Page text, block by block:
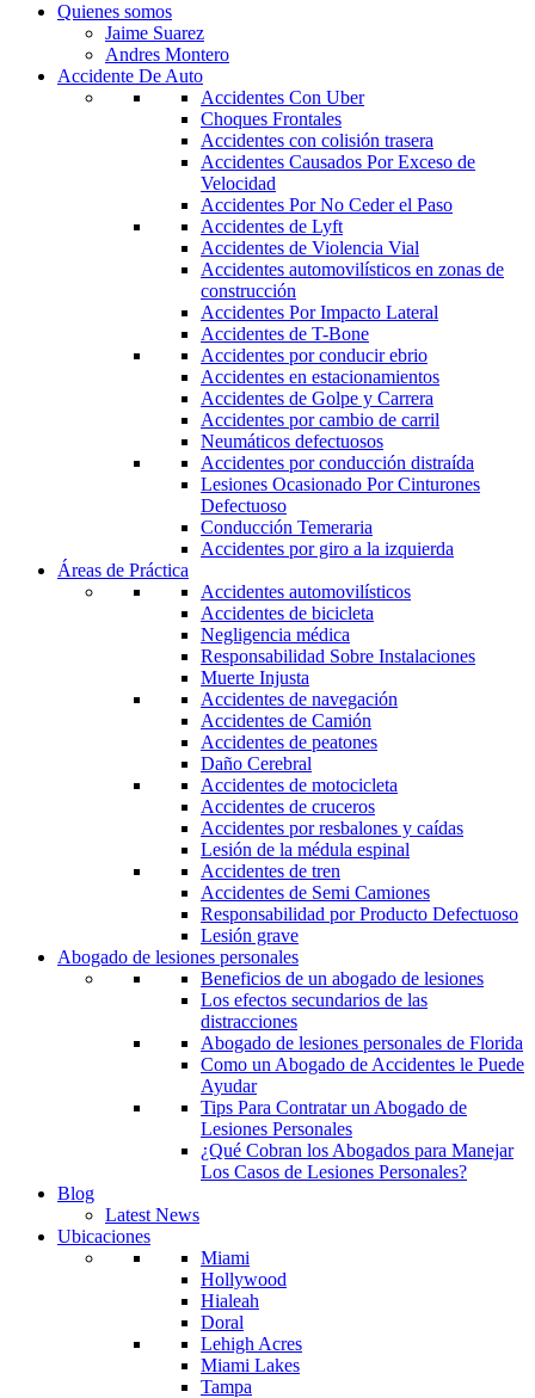
Quienes somos
Jaime Suarez
Andres Montero
Accidente De Auto
Accidentes Con Uber
Choques Frontales
Accidentes con colisión trasera
Accidentes Causados Por Exceso de
Velocidad
Accidentes Por No Ceder el Paso
Accidentes de Lyft
Accidentes de Violencia Vial
Accidentes automovilísticos en zonas de
construcción
Accidentes Por Impacto Lateral
Accidentes de T-Bone
Accidentes por conducir ebrio
Accidentes en estacionamientos
Accidentes de Golpe y Carrera
Accidentes por cambio de carril
Neumáticos defectuosos
Accidentes por conducción distraída
Lesiones Ocasionado Por Cinturones
Defectuoso
Conducción Temeraria
Accidentes por giro a la izquierda
Áreas de Práctica
Accidentes automovilísticos
Accidentes de bicicleta
Negligencia médica
Responsabilidad Sobre Instalaciones
Muerte Injusta
Accidentes de navegación
Accidentes de Camión
Accidentes de peatones
Daño Cerebral
Accidentes de motocicleta
Accidentes de cruceros
Accidentes por resbalones y caídas
Lesión de la médula espinal
Accidentes de tren
Accidentes de Semi Camiones
Responsabilidad por Producto Defectuoso
Lesión grave
Abogado de lesiones personales
Beneficios de un abogado de lesiones
Los efectos secundarios de las
distracciones
Abogado de lesiones personales de Florida
Como un Abogado de Accidentes le Puede
Ayudar
Tips Para Contratar un Abogado de
Lesiones Personales
¿Qué Cobran los Abogados para Manejar
Los Casos de Lesiones Personales?
Blog
Latest News
Ubicaciones
Miami
Hollywood
Hialeah
Doral
Lehigh Acres
Miami Lakes
Tampa